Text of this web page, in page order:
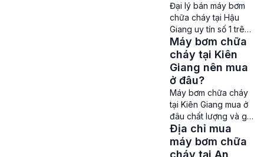
phòng cháy chữa
cháy ở Sóc Trăng.
Với nhiệm vụ cung
cấp nước liên tục
cùng áp lực cao để
[…]
Đại lý bán máy bơm
chữa cháy tại Hậu
Giang uy tín số 1 trên
thị trường Máy bơm
chữa cháy tại Hậu
Giang – Đối với các
công trình xây dựng
hay những khu vực
tập trung đông người
như các khu công
nghiệp, nhà máy, nhà
cao tầng, khách sạn,
nhà nghỉ, bệnh […]
Máy bơm chữa
cháy tại Kiên
Giang nên mua
ở đâu?
Máy bơm chữa cháy
tại Kiên Giang mua ở
đâu chất lượng và giá
rẻ? Máy bơm chữa
cháy tại Kiên Giang –
Nhu cầu mua máy
Địa chỉ mua
máy bơm chữa
cháy tại An